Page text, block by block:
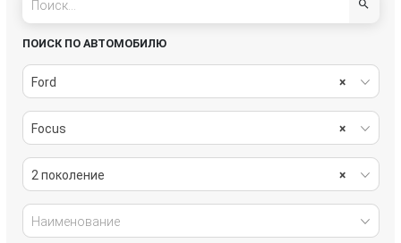
ПОИСК ПО АВТОМОБИЛЮ
×
Ford
×
Focus
×
2 поколение
Наименование